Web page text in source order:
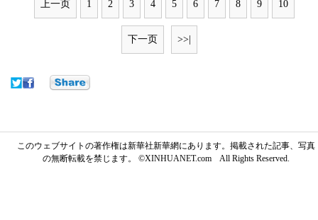
上一页 1 2 3 4 5 6 7 8 9 10
下一页 >>|
このウェブサイトの著作権は新華社新華網にあります。掲載された記事、写真
の無断転載を禁じます。 ©XINHUANET.com All Rights Reserved.